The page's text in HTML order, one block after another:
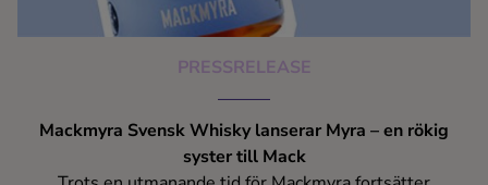
PRESSRELEASE
Mackmyra Svensk Whisky lanserar Myra – en rökig
syster till Mack